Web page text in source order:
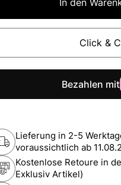
In den
Click &
Lieferung in 2-5
voraussichtlich ab
Kostenlose Retoure in
Exklusiv Artikel)